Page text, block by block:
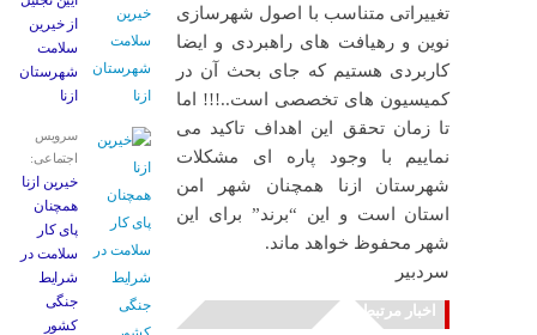
تغییراتی متناسب با‌ اصول شهرسازی
نوین و رهیافت های راهبردی و ایضا
کاربردی هستیم که جای بحث آن در
کمیسیون های تخصصی است..!!! اما
تا زمان تحقق این اهداف تاکید می
نماییم با وجود پاره ای مشکلات
شهرستان ازنا همچنان شهر امن
استان است و این “برند” برای این
شهر محفوظ خواهد ماند.
سردبیر
اخبار مرتبط
از خیرین
سلامت
شهرستان
ازنا
سرویس
اجتماعی:
خیرین ازنا
همچنان
پای کار
سلامت در
شرایط
جنگی
کشور